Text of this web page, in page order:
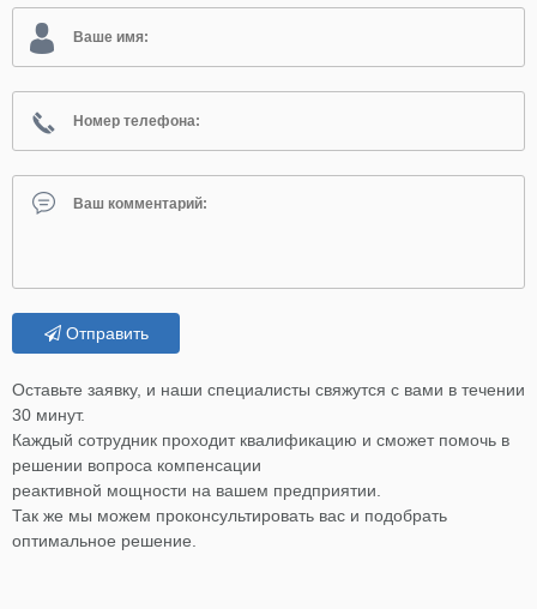
Отправить
Оставьте заявку, и наши специалисты свяжутся с вами в течении
30 минут.
Каждый сотрудник проходит квалификацию и сможет помочь в
решении вопроса компенсации
реактивной мощности на вашем предприятии.
Так же мы можем проконсультировать вас и подобрать
оптимальное решение.